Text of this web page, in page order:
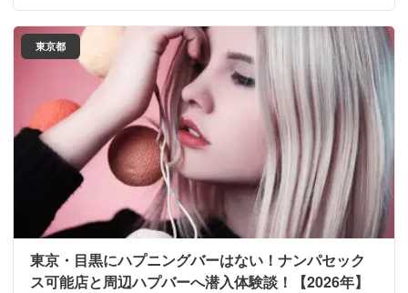
東京都
東京・目黒にハプニングバーはない！ナンパセック
ス可能店と周辺ハプバーへ潜入体験談！【2026年】